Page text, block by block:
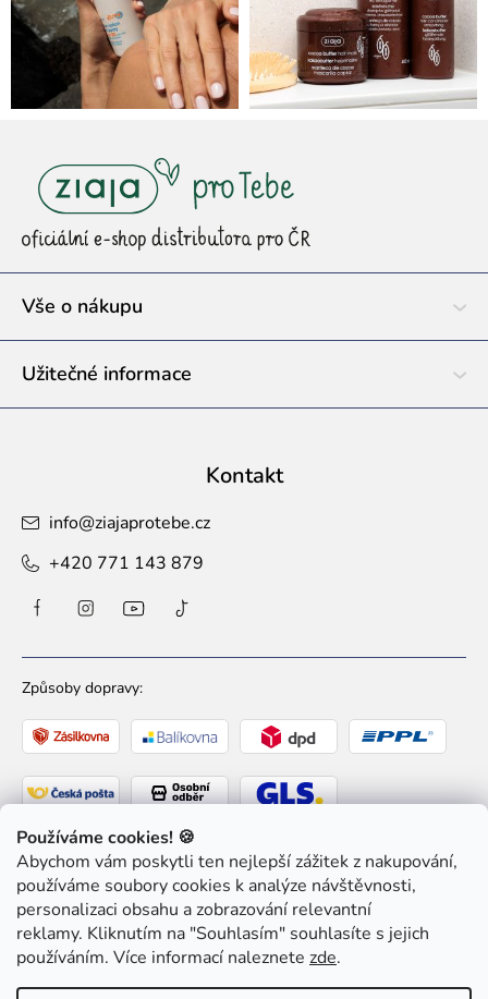
Používáme cookies! 🍪
Abychom vám poskytli ten nejlepší zážitek z nakupování,
používáme soubory cookies k analýze návštěvnosti,
personalizaci obsahu a zobrazování relevantní
reklamy. Kliknutím na "Souhlasím" souhlasíte s jejich
používáním. Více informací naleznete zde.
t
Vše o nákupu
Užitečné informace
Kontakt
info@ziajaprotebe.cz
+420 771 143 879
Způsoby dopravy:
Způsoby platby: